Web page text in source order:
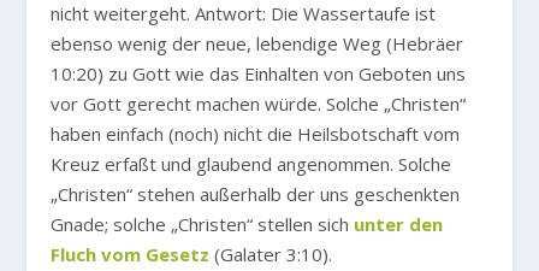
nicht weitergeht. Antwort: Die Wassertaufe ist
ebenso wenig der neue, lebendige Weg (Hebräer
10:20) zu Gott wie das Einhalten von Geboten uns
vor Gott gerecht machen würde. Solche „Christen“
haben einfach (noch) nicht die Heilsbotschaft vom
Kreuz erfaßt und glaubend angenommen. Solche
„Christen“ stehen außerhalb der uns geschenkten
Gnade; solche „Christen“ stellen sich unter den
Fluch vom Gesetz (Galater 3:10).